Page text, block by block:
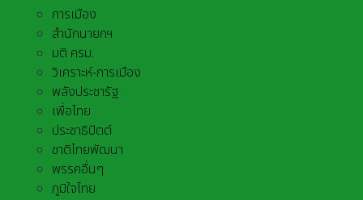
การเมือง
สำนักนายกฯ
มติ ครม.
วิเคราะห์-การเมือง
พลังประชารัฐ
เพื่อไทย
ประชาธิปัตต์
ชาติไทยพัฒนา
พรรคอื่นๆ
ภูมิใจไทย